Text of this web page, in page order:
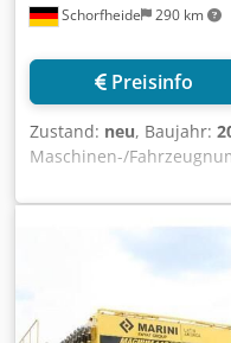
bearings. 3-hp electric
actuated by a electric
eliminating oversized
high carbon steel driven
rotational external mixer
gear pump Kcal/h - Dry
dust collecting system -
offer and details by
plants and trucks on
Verwendbares Material:
Schorfheide 290 km
Preisinfo
Zustand: neu, Baujahr:
Maschinen-/
Optionen und Zubehör
50 MOBILE
Betriebsstunden: Neu -
Brenner: Marini CF 04
Filtersystem: 180 m²